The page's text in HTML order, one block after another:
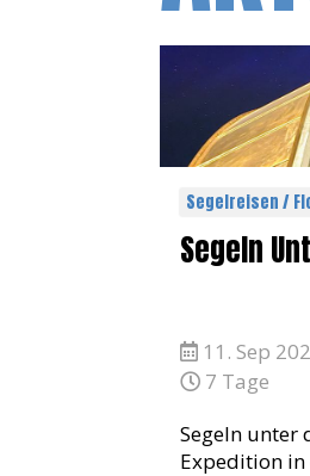
Segelreisen /
Segeln
11. Sep
7 Tage
Segeln unter
Expedition